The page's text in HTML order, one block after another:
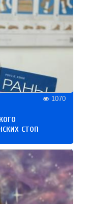
1070
стоп